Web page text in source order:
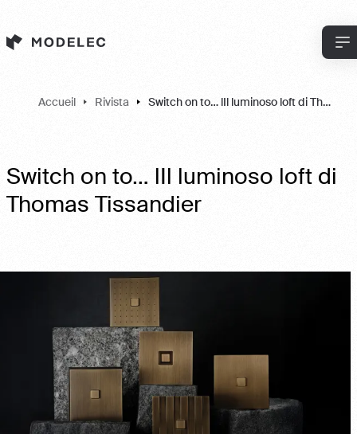
Accueil Rivista Switch on to… lIl luminoso loft di Thomas Tissandier
Switch on to… lIl luminoso loft di
Thomas Tissandier